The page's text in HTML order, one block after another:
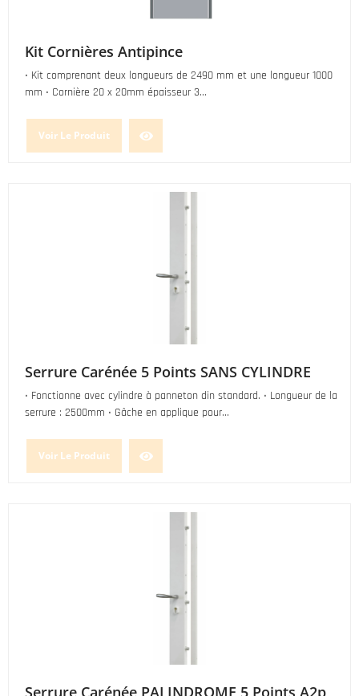
Kit Cornières Antipince
• Kit comprenant deux longueurs de 2490 mm et une longueur 1000
mm • Cornière 20 x 20mm épaisseur 3...
Voir Le Produit
Serrure Carénée 5 Points SANS CYLINDRE
• Fonctionne avec cylindre à panneton din standard. • Longueur de la
serrure : 2500mm • Gâche en applique pour...
Voir Le Produit
Serrure Carénée PALINDROME 5 Points A2p